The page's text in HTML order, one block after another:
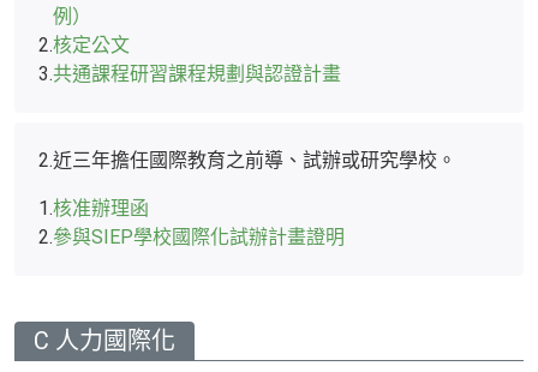
例）
2.核定公文
3.共通課程研習課程規劃與認證計畫
2.近三年擔任國際教育之前導、試辦或研究學校。
1.核准辦理函
2.參與SIEP學校國際化試辦計畫證明
C 人力國際化